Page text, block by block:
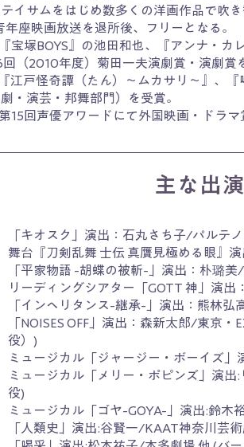
イサムをはじめ数多くの洋画作品で吹
年座映画放送を退所後、フリーとなる。
宝塚BOYS』の池田和也、『アンナ・カ
（2010年度）菊田一夫演劇賞・演劇賞
江戸怪奇譚（たん）〜ムカサリ〜』、
・演芸・邦舞部門）を受賞。
15回声優アワードにて外国映画・ドラマ
主な出
「キオスク」演出：石丸さち子/パルテ
舞台『刀剣乱舞 士伝 真贋見極める眼』
「平家物語 -胡蝶の被斬-」演出：朴璐
リーディングシアター「GOTT 神」演
「インヘリタンス-継承-」演出：熊林弘
「NOISES OFF」演出：森新太郎/東京
役）)
ミュージカル「ジャージー・ボーイズ」
ミュージカル「メリー・ポピンズ」演
役)
ミュージカル「ゴヤ-GOYA-」演出:鈴木
「人類史」演出:谷賢一/KAAT神奈川芸